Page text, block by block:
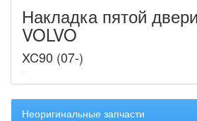
Накладка пятой
VOLVO
XC90 (07-)
Неоригинальные запчасти